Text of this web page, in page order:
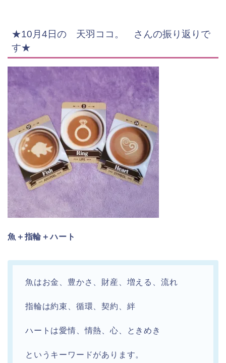
★10月4日の 天羽ココ。 さんの振り返りで
す★
魚＋指輪＋ハート
魚はお金、豊かさ、財産、増える、流れ
指輪は約束、循環、契約、絆
ハートは愛情、情熱、心、ときめき
というキーワードがあります。